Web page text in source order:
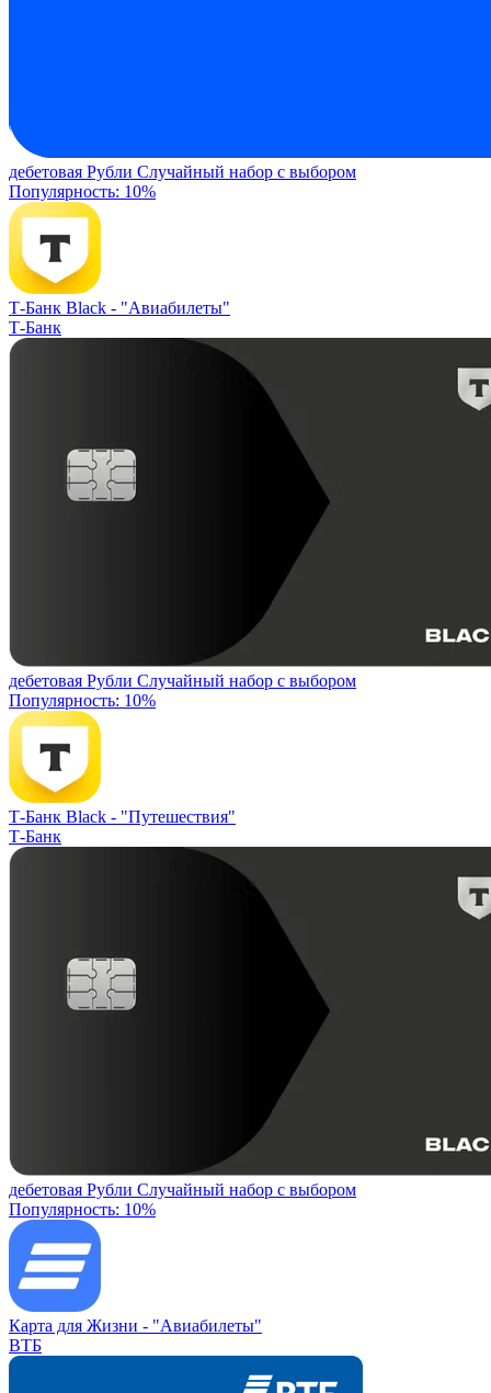
дебетовая Рубли Случайный набор с выбором
Популярность: 10%
Т-Банк Black - "Авиабилеты"
Т-Банк
дебетовая Рубли Случайный набор с выбором
Популярность: 10%
Т-Банк Black - "Путешествия"
Т-Банк
дебетовая Рубли Случайный набор с выбором
Популярность: 10%
Карта для Жизни - "Авиабилеты"
ВТБ